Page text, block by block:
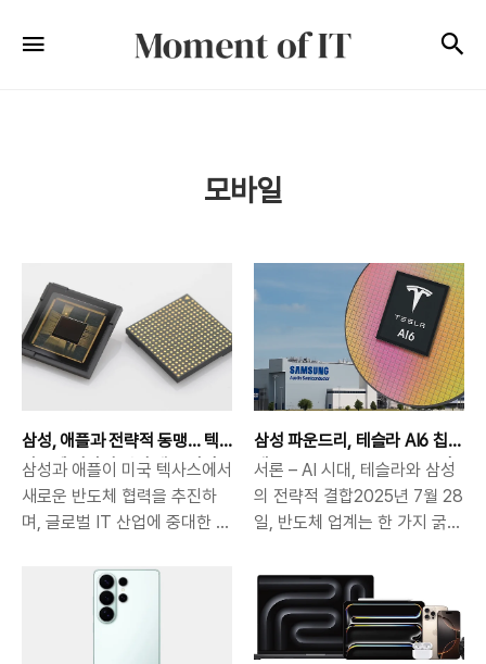
of
모바일
삼성, 애플과 전략적 동맹… 텍
사스에 이미지 센서 생산 라인
구축
삼성과 애플이 미국 텍사스에서
새로운 반도체 협력을 추진하
며, 글로벌 IT 산업에 중대한 이
이번 협력은 단순한 위탁 생산
수준을 넘어, 이미지 센서(CIS:
CMOS Image Sensor) 기술
삼성 파운드리, 테슬라 AI6 칩
대규모 수주 – 2nm GAA 공정
과 글로벌 반도체 경쟁의 전환
점
서론 – AI 시대, 테슬라와 삼성
의 전략적 결합2025년 7월 28
일, 반도체 업계는 한 가지 굵직
로 삼성전자가 테슬라와 체결한
AI6 칩 위탁생산 계약입니다.이
번 계약은 단순한 생산 위탁 이
상의 의미를 지닙니다. 삼성 파